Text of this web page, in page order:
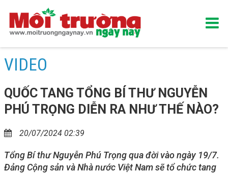
VIDEO
QUỐC TANG TỔNG BÍ THƯ NGUYỄN
PHÚ TRỌNG DIỄN RA NHƯ THẾ NÀO?
20/07/2024 02:39
Tổng Bí thư Nguyễn Phú Trọng qua đời vào ngày 19/7.
Đảng Cộng sản và Nhà nước Việt Nam sẽ tổ chức tang